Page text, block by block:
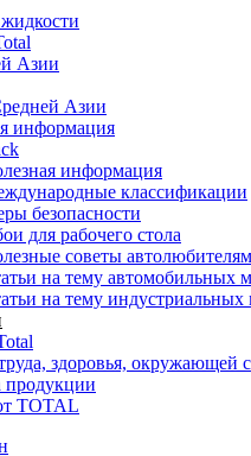
Азии
Азии
информация
информация
классификации
безопасности
для рабочего стола
советы автолюбителям
на тему автомобильных
на тему индустриальных
здоровья, окружающей
продукции
TOTAL